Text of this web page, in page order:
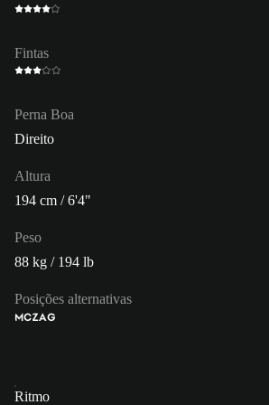
Fintas
Perna Boa
Direito
Altura
194 cm / 6'4"
Peso
88 kg / 194 lb
Posições alternativas
MCZAG
Ritmo